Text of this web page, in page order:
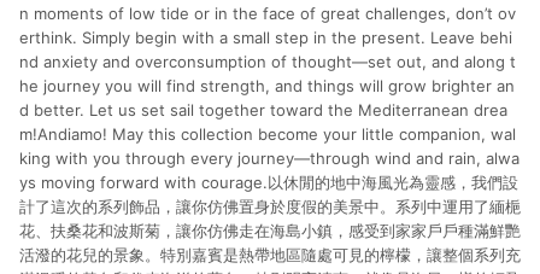
n moments of low tide or in the face of great challenges, don’t ov
erthink. Simply begin with a small step in the present. Leave behi
nd anxiety and overconsumption of thought—set out, and along t
he journey you will find strength, and things will grow brighter an
d better. Let us set sail together toward the Mediterranean drea
m!Andiamo! May this collection become your little companion, wal
king with you through every journey—through wind and rain, alwa
ys moving forward with courage.以休閒的地中海風光為靈感，我們設
計了這次的系列飾品，讓你仿佛置身於度假的美景中。系列中運用了緬梔
花、扶桑花和波斯菊，讓你仿佛走在海島小鎮，感受到家家戶戶種滿鮮艷
活潑的花兒的景象。特別嘉賓是熱帶地區隨處可見的檸檬，讓整個系列充